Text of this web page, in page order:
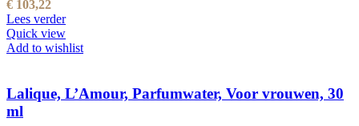
€ 103,22
Lees verder
Quick view
Add to wishlist
Lalique, L’Amour, Parfumwater, Voor vrouwen, 30
ml